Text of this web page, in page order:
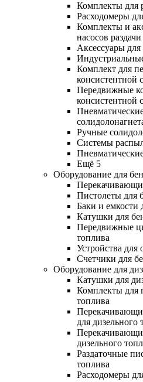
Комплекты для
Расходомеры
Комплекты и
насосов
Аксессуары
Комплект для
консистентной
Передвижные
консистентной
Ручные
Системы
Ещё 5
Оборудование для
Пистолеты для
Баки и емкости
Катушки для
Передвижные
топлива
Устройства для
Счетчики для
Оборудование для
Катушки для
Комплекты для
топлива
для дизельного
дизельного
Раздаточные
топлива
Расходомеры